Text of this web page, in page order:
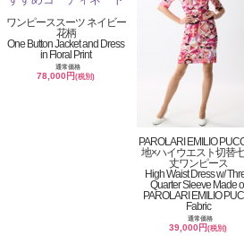
ワンピーススーツ ネイビー
花柄
One Button Jacket and Dress
in Floral Print
通常価格
78,000円(税別)
PAROLARI EMILIO
地×ハイウエスト切替
丈ワンピース
High Waist Dress w/
Quarter Sleeve Made
PAROLARI EMILIO
Fabric
通常価格
39,000円(税別)